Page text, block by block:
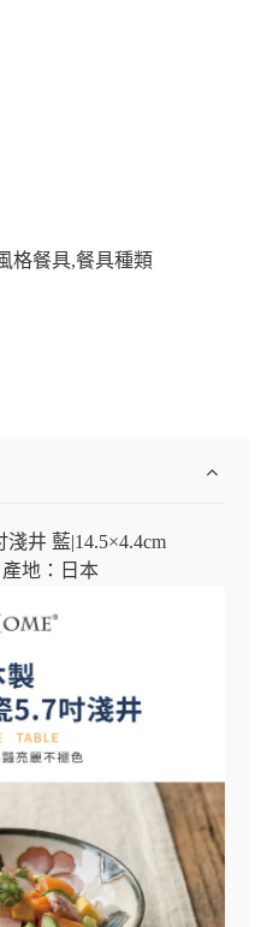
格餐具,餐具種類
淺井 藍|14.5×4.4cm
地：日本